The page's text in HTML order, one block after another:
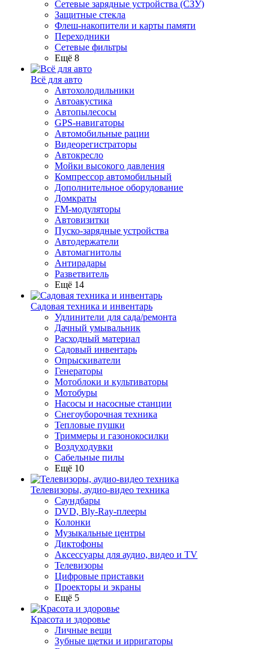
Сетевые зарядные устройства (СЗУ)
Защитные стекла
Флеш-накопители и карты памяти
Переходники
Сетевые фильтры
Ещё 8
Всё для авто
Автохолодильники
Автоакустика
Автопылесосы
GPS-навигаторы
Автомобильные рации
Видеорегистраторы
Автокресло
Мойки высокого давления
Компрессор автомобильный
Дополнительное оборудование
Домкраты
FM-модуляторы
Автовизитки
Пуско-зарядные устройства
Автодержатели
Автомагнитолы
Антирадары
Разветвитель
Ещё 14
Садовая техника и инвентарь
Удлинители для сада/ремонта
Дачный умывальник
Расходный материал
Садовый инвентарь
Опрыскиватели
Генераторы
Мотоблоки и культиваторы
Мотобуры
Насосы и насосные станции
Снегоуборочная техника
Тепловые пушки
Триммеры и газонокосилки
Воздуходувки
Сабельные пилы
Ещё 10
Телевизоры, аудио-видео техника
Саундбары
DVD, Bly-Ray-плееры
Колонки
Музыкальные центры
Диктофоны
Аксессуары для аудио, видео и TV
Телевизоры
Цифровые приставки
Проекторы и экраны
Ещё 5
Красота и здоровье
Личные вещи
Зубные щетки и ирригаторы